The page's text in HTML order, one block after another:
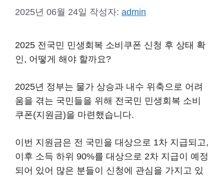
2025년 06월 24일 작성자: admin
2025 전국민 민생회복 소비쿠폰 신청 후 상태 확
인, 어떻게 해야 할까요?
2025년 정부는 물가 상승과 내수 위축으로 어려
움을 겪는 국민들을 위해 전국민 민생회복 소비
쿠폰(지원금)을 마련했습니다.
이번 지원금은 전 국민을 대상으로 1차 지급되고,
이후 소득 하위 90%를 대상으로 2차 지급이 예정
되어 있어 많은 분들이 신청에 관심을 가지고 있